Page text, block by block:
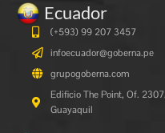
Ecuador
(+593) 99 207 3457
infoecuador@goberna.pe
grupogoberna.com
Edificio The Point, Of.
Guayaquil